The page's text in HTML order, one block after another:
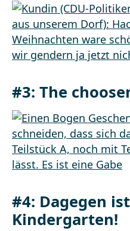
#3: The
#4: Dagegen
Kindergarten!